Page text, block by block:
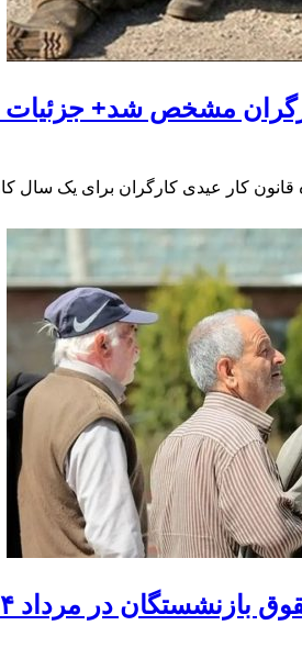
مشخص شد+ جزئیات
یک سال کار حداقل معادل ۶۰ روز و حداکثر ۹۰ روز است است. این مبلغ ربطی به حقوق و دستمزد
در مرداد ۱۴۰۴ اعلام شد